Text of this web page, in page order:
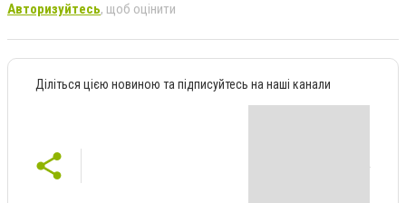
Авторизуйтесь, щоб оцінити
Діліться цією новиною та підписуйтесь на наші канали